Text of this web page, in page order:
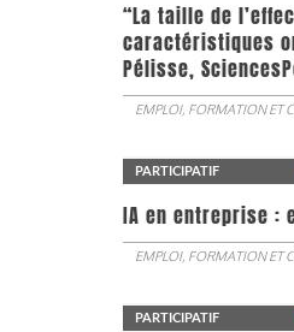
“La taille de
caractéristiques
Pélisse,
EMPLOI, FORMATION ET
PARTICIPATIF
IA en entreprise :
EMPLOI, FORMATION ET
PARTICIPATIF